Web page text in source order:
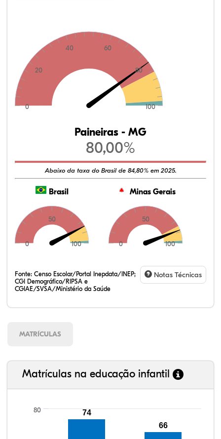
0
20
40 60
80
100
Paineiras - MG
80,00%
Abaixo da taxa do Brasil de 84,80% em 2025.
Brasil
0
50
100
Minas Gerais
0
50
100
Fonte: Censo Escolar/Portal Inepdata/INEP;
CGI Demográfico/RIPSA e
CGIAE/SVSA/Ministério da Saúde
Notas Técnicas
MATRÍCULAS
Matrículas na educação infantil
80
74
66